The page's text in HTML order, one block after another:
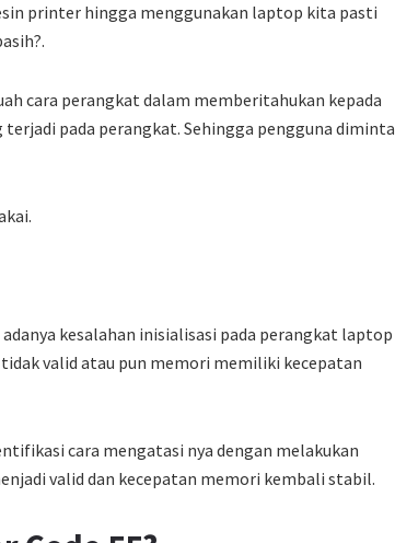
printer hingga menggunakan laptop kita pasti
cara perangkat dalam memberitahukan kepada
terjadi pada perangkat. Sehingga pengguna diminta
kesalahan inisialisasi pada perangkat laptop
tidak valid atau pun memori memiliki kecepatan
cara mengatasi nya dengan melakukan
valid dan kecepatan memori kembali stabil.